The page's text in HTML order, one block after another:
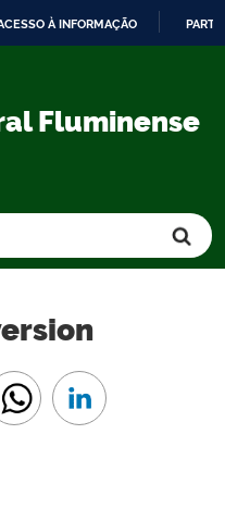
À INFORMAÇÃO
Fluminense